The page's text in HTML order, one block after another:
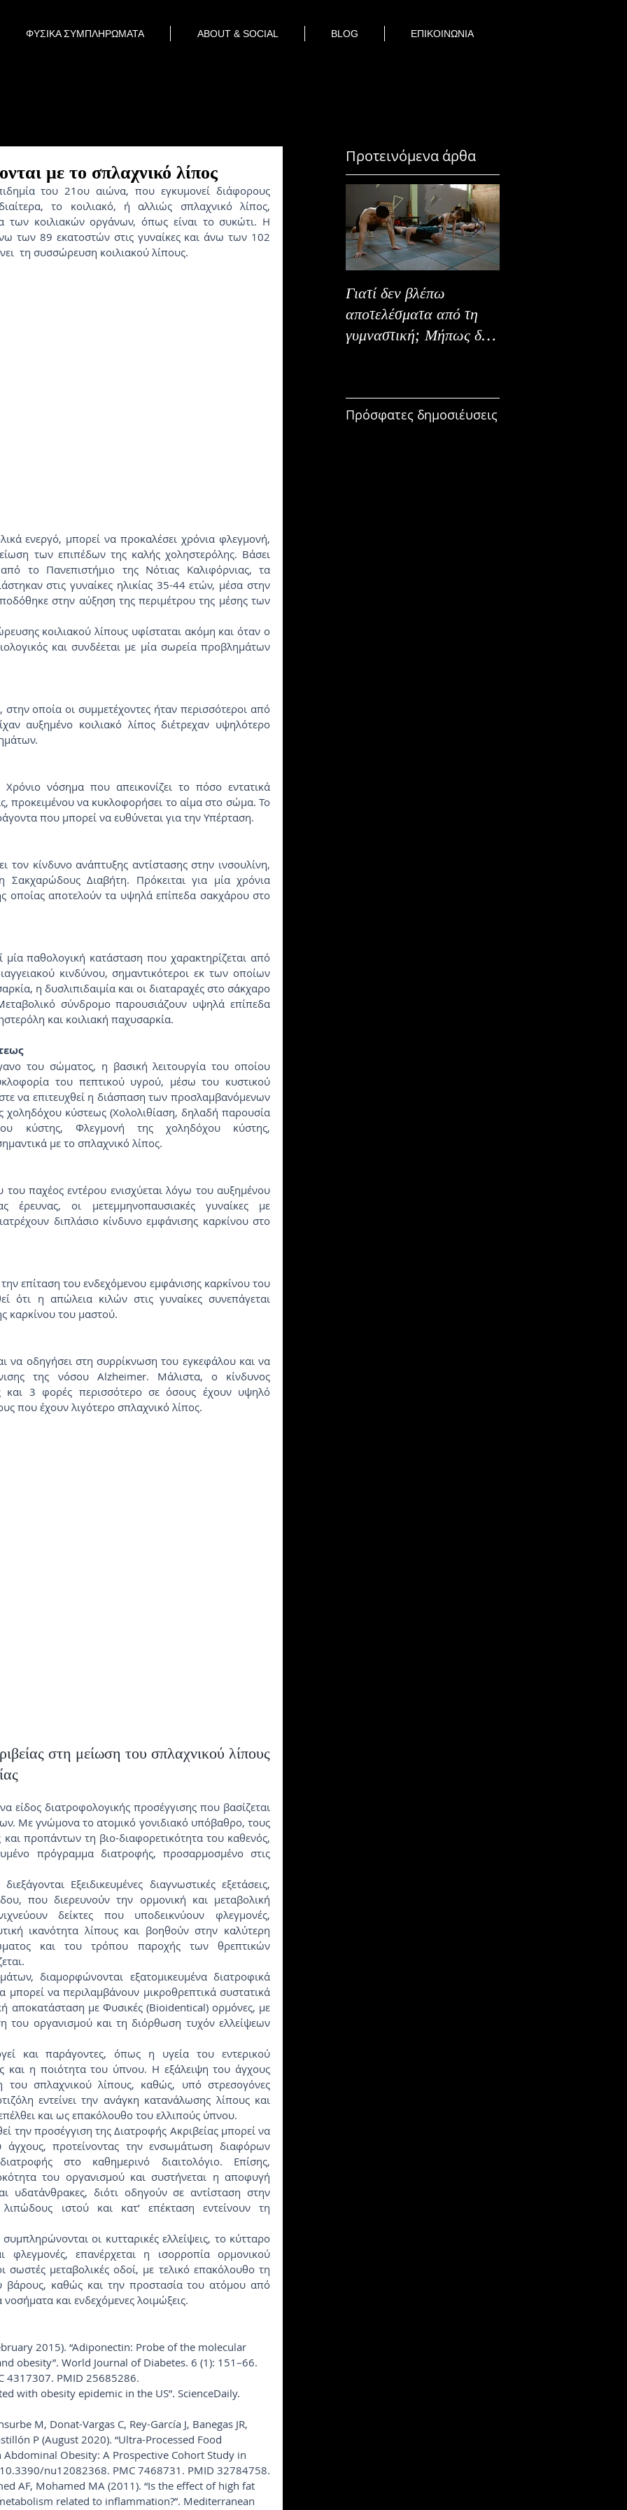
με το σπλαχνικό λίπος
το κοιλιακό, ή αλλιώς σπλαχνικό λίπος,
των κοιλιακών οργάνων, όπως είναι το συκώτι. Η
των 89 εκατοστών στις γυναίκες και άνω των 102
τη συσσώρευση κοιλιακού λίπους.
των επιπέδων της καλής χοληστερόλης. Βάσει
το Πανεπιστήμιο της Νότιας Καλιφόρνιας, τα
στις γυναίκες ηλικίας 35-44 ετών, μέσα στην
στην αύξηση της περιμέτρου της μέσης των
και συνδέεται με μία σωρεία προβλημάτων
οποία οι συμμετέχοντες ήταν περισσότεροι από
αυξημένο κοιλιακό λίπος διέτρεχαν υψηλότερο
νόσημα που απεικονίζει το πόσο εντατικά
προκειμένου να κυκλοφορήσει το αίμα στο σώμα. Το
που μπορεί να ευθύνεται για την Υπέρταση.
τον κίνδυνο ανάπτυξης αντίστασης στην ινσουλίνη,
Σακχαρώδους Διαβήτη. Πρόκειται για μία χρόνια
οποίας αποτελούν τα υψηλά επίπεδα σακχάρου στο
παθολογική κατάσταση που χαρακτηρίζεται από
κινδύνου, σημαντικότεροι εκ των οποίων
η δυσλιπιδαιμία και οι διαταραχές στο σάκχαρο
σύνδρομο παρουσιάζουν υψηλά επίπεδα
και κοιλιακή παχυσαρκία.
του σώματος, η βασική λειτουργία του οποίου
του πεπτικού υγρού, μέσω του κυστικού
να επιτευχθεί η διάσπαση των προσλαμβανόμενων
κύστεως (Χολολιθίαση, δηλαδή παρουσία
κύστης, Φλεγμονή της χοληδόχου κύστης,
με το σπλαχνικό λίπος.
του παχέος εντέρου ενισχύεται λόγω του αυξημένου
έρευνας, οι μετεμμηνοπαυσιακές γυναίκες με
διπλάσιο κίνδυνο εμφάνισης καρκίνου στο
επίταση του ενδεχόμενου εμφάνισης καρκίνου του
ότι η απώλεια κιλών στις γυναίκες συνεπάγεται
καρκίνου του μαστού.
να οδηγήσει στη συρρίκνωση του εγκεφάλου και να
της νόσου Alzheimer. Μάλιστα, ο κίνδυνος
και 3 φορές περισσότερο σε όσους έχουν υψηλό
που έχουν λιγότερο σπλαχνικό λίπος.
στη μείωση του σπλαχνικού λίπους
Με γνώμονα το ατομικό γονιδιακό υπόβαθρο, τους
προπάντων τη βιο-διαφορετικότητα του καθενός,
πρόγραμμα διατροφής, προσαρμοσμένο στις
που διερευνούν την ορμονική και μεταβολική
δείκτες που υποδεικνύουν φλεγμονές,
ικανότητα λίπους και βοηθούν στην καλύτερη
και του τρόπου παροχής των θρεπτικών
να περιλαμβάνουν μικροθρεπτικά συστατικά
αποκατάσταση με Φυσικές (Bioidentical) ορμόνες, με
του οργανισμού και τη διόρθωση τυχόν ελλείψεων
και η ποιότητα του ύπνου. Η εξάλειψη του άγχους
του σπλαχνικού λίπους, καθώς, υπό στρεσογόνες
εντείνει την ανάγκη κατανάλωσης λίπους και
και ως επακόλουθο του ελλιπούς ύπνου.
άγχους, προτείνοντας την ενσωμάτωση διαφόρων
στο καθημερινό διαιτολόγιο. Επίσης,
του οργανισμού και συστήνεται η αποφυγή
διότι οδηγούν σε αντίσταση στην
ιστού και κατ’ επέκταση εντείνουν τη
φλεγμονές, επανέρχεται η ισορροπία ορμονικού
σωστές μεταβολικές οδοί, με τελικό επακόλουθο τη
βάρους, καθώς και την προστασία του ατόμου από
και ενδεχόμενες λοιμώξεις.
2015). “Adiponectin: Probe of the molecular
obesity”. World Journal of Diabetes. 6 (1): 151–66.
4317307. PMID 25685286.
with obesity epidemic in the US”. ScienceDaily.
M, Donat-Vargas C, Rey-García J, Banegas JR,
P (August 2020). “Ultra-Processed Food
Obesity: A Prospective Cohort Study in
nu12082368. PMC 7468731. PMID 32784758.
AF, Mohamed MA (2011). “Is the effect of high fat
related to inflammation?”. Mediterranean
Προτεινόμενα άρθα
Γιατί δεν βλέπω
αποτελέσματα από τη
γυμναστική; Μήπως δεν
Πρόσφατες δημοσιέυσεις
ΦΥΣΙΚΑ ΣΥΜΠΛΗΡΩΜΑΤΑ ABOUT & SOCIAL BLOG ΕΠΙΚΟΙΝΩΝΙΑ